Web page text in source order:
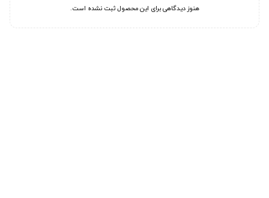
هنوز دیدگاهی برای این محصول ثبت نشده است.